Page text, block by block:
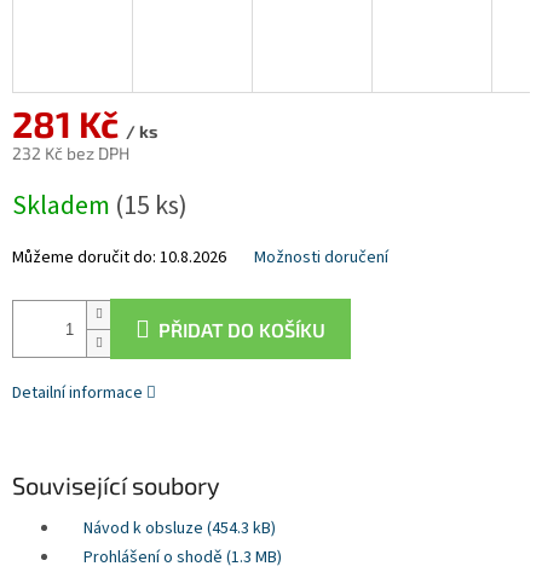
281 Kč / ks
232 Kč bez DPH
cena:
Skladem (15 ks)
Můžeme doručit do: 10.8.2026 Možnosti doručení
PŘIDAT DO KOŠÍKU
Detailní informace
Související soubory
Návod k obsluze (454.3 kB)
Prohlášení o shodě (1.3 MB)